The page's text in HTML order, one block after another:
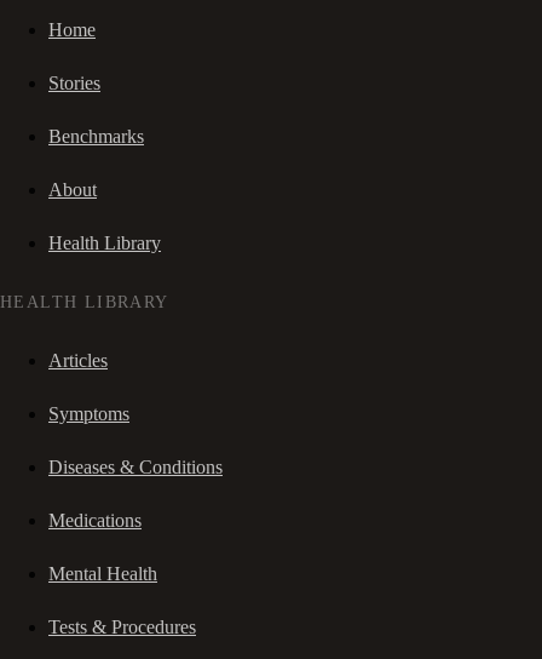
Home
Stories
Benchmarks
About
Health Library
HEALTH LIBRARY
Articles
Symptoms
Diseases & Conditions
Medications
Mental Health
Tests & Procedures